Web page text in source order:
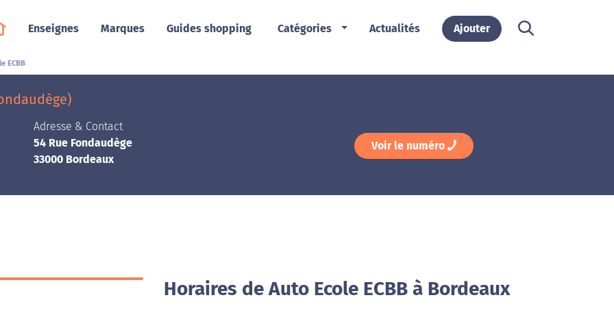
Enseignes Marques Guides shopping Catégories Actualités Ajouter
ECBB
Adresse & Contact
54 Rue Fondaudège
33000 Bordeaux
Voir le numéro
Horaires de Auto Ecole ECBB à Bordeaux